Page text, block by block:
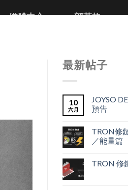
媒體中心 部落格
最新帖子
10
六月
JOYSO
預告
TRON修
／能量篇
TRON 修